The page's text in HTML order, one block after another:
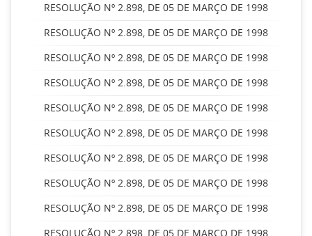
RESOLUÇÃO Nº 2.898, DE 05 DE MARÇO DE 1998
RESOLUÇÃO Nº 2.898, DE 05 DE MARÇO DE 1998
RESOLUÇÃO Nº 2.898, DE 05 DE MARÇO DE 1998
RESOLUÇÃO Nº 2.898, DE 05 DE MARÇO DE 1998
RESOLUÇÃO Nº 2.898, DE 05 DE MARÇO DE 1998
RESOLUÇÃO Nº 2.898, DE 05 DE MARÇO DE 1998
RESOLUÇÃO Nº 2.898, DE 05 DE MARÇO DE 1998
RESOLUÇÃO Nº 2.898, DE 05 DE MARÇO DE 1998
RESOLUÇÃO Nº 2.898, DE 05 DE MARÇO DE 1998
RESOLUÇÃO Nº 2.898, DE 05 DE MARÇO DE 1998